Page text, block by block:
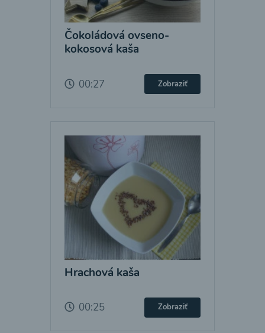
Čokoládová ovseno-
kokosová kaša
00:27 Zobraziť
Hrachová kaša
00:25 Zobraziť